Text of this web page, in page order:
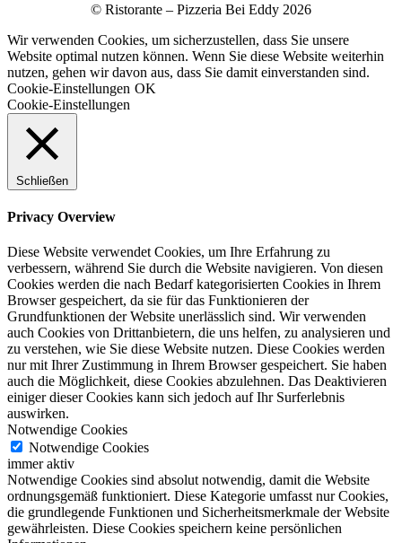
© Ristorante – Pizzeria Bei Eddy 2026
Wir verwenden Cookies, um sicherzustellen, dass Sie unsere
Website optimal nutzen können. Wenn Sie diese Website weiterhin
nutzen, gehen wir davon aus, dass Sie damit einverstanden sind.
Cookie-Einstellungen OK
Cookie-Einstellungen
Schließen
Privacy Overview
Diese Website verwendet Cookies, um Ihre Erfahrung zu
verbessern, während Sie durch die Website navigieren. Von diesen
Cookies werden die nach Bedarf kategorisierten Cookies in Ihrem
Browser gespeichert, da sie für das Funktionieren der
Grundfunktionen der Website unerlässlich sind. Wir verwenden
auch Cookies von Drittanbietern, die uns helfen, zu analysieren und
zu verstehen, wie Sie diese Website nutzen. Diese Cookies werden
nur mit Ihrer Zustimmung in Ihrem Browser gespeichert. Sie haben
auch die Möglichkeit, diese Cookies abzulehnen. Das Deaktivieren
einiger dieser Cookies kann sich jedoch auf Ihr Surferlebnis
auswirken.
Notwendige Cookies
Notwendige Cookies
immer aktiv
Notwendige Cookies sind absolut notwendig, damit die Website
ordnungsgemäß funktioniert. Diese Kategorie umfasst nur Cookies,
die grundlegende Funktionen und Sicherheitsmerkmale der Website
gewährleisten. Diese Cookies speichern keine persönlichen